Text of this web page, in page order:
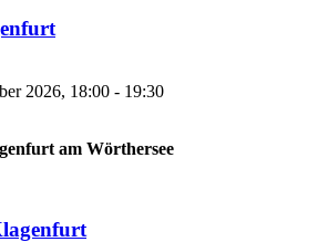
2026, 18:00 - 19:30
am Wörthersee